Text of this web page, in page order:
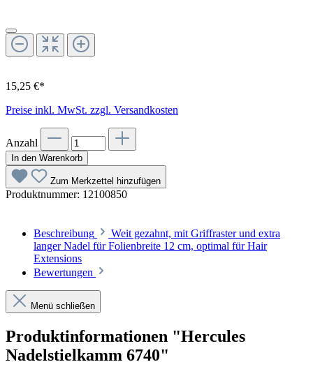
15,25 €*
Preise inkl. MwSt. zzgl. Versandkosten
Anzahl
In den Warenkorb
Zum Merkzettel hinzufügen
Produktnummer: 12100850
Beschreibung
Weit gezahnt, mit Griffraster und extra
langer Nadel für Folienbreite 12 cm, optimal für Hair
Extensions
Bewertungen
Menü schließen
Produktinformationen "Hercules
Nadelstielkamm 6740"